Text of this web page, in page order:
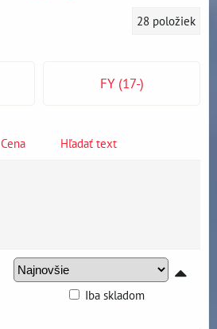
28 položiek
FY (17-)
Cena Hľadať text
Iba skladom